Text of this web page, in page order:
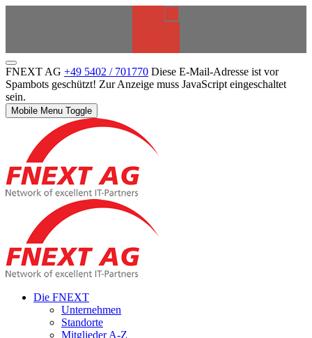
FNEXT AG +49 5402 / 701770 Diese E-Mail-Adresse ist vor
Spambots geschützt! Zur Anzeige muss JavaScript eingeschaltet
sein.
Mobile Menu Toggle
Die FNEXT
Unternehmen
Standorte
Mitglieder A-Z